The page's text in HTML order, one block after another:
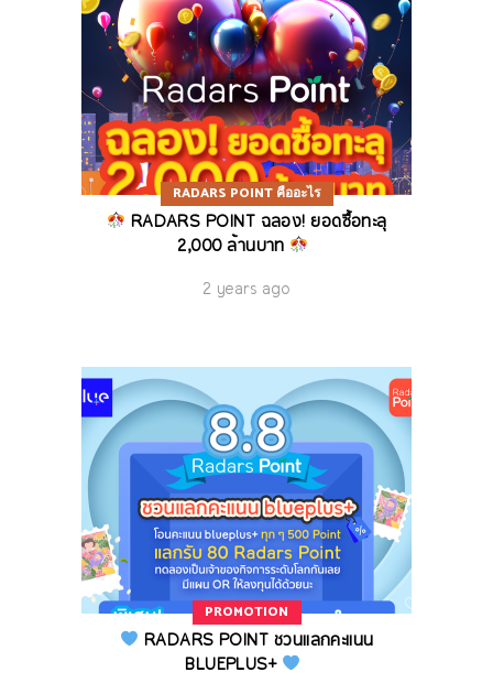
RADARS POINT คืออะไร
RADARS POINT ฉลอง! ยอดซื้อทะลุ
2,000 ล้านบาท
2 years ago
PROMOTION
RADARS POINT ชวนแลกคะแนน
BLUEPLUS+